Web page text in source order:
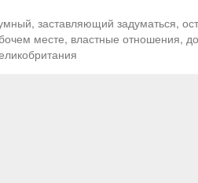
заставляющий задуматься,
месте, властные отношения,